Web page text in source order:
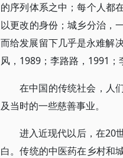
的序列体系之中；每个人都
以更改的身份；城乡分治，
而给发展留下几乎是永难解
风，1989；李路路，1991；
在中国的传统社会，人
及当时的一些慈善事业。
进入近现代以后，在20
白。传统的中医药在乡村和